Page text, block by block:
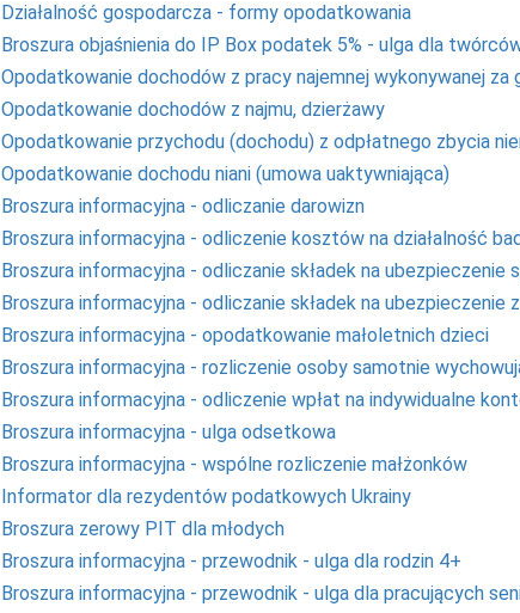
Działalność gospodarcza - formy opodatkowania
Broszura objaśnienia do IP Box podatek 5% - ulga dla
Opodatkowanie dochodów z pracy najemnej wykonywanej za
Opodatkowanie dochodów z najmu, dzierżawy
Opodatkowanie przychodu (dochodu) z odpłatnego zbycia
Opodatkowanie dochodu niani (umowa uaktywniająca)
Broszura informacyjna - odliczanie darowizn
Broszura informacyjna - odliczenie kosztów na działalność
Broszura informacyjna - odliczanie składek na ubezpieczenie
Broszura informacyjna - odliczanie składek na ubezpieczenie
Broszura informacyjna - opodatkowanie małoletnich dzieci
Broszura informacyjna - rozliczenie osoby samotnie
Broszura informacyjna - odliczenie wpłat na indywidualne
Broszura informacyjna - ulga odsetkowa
Broszura informacyjna - wspólne rozliczenie małżonków
Informator dla rezydentów podatkowych Ukrainy
Broszura zerowy PIT dla młodych
Broszura informacyjna - przewodnik - ulga dla rodzin 4+
Broszura informacyjna - przewodnik - ulga dla pracujących